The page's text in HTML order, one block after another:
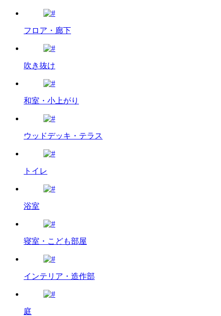
フロア・廊下
吹き抜け
和室・小上がり
ウッドデッキ・テラス
トイレ
浴室
寝室・こども部屋
インテリア・造作部
庭